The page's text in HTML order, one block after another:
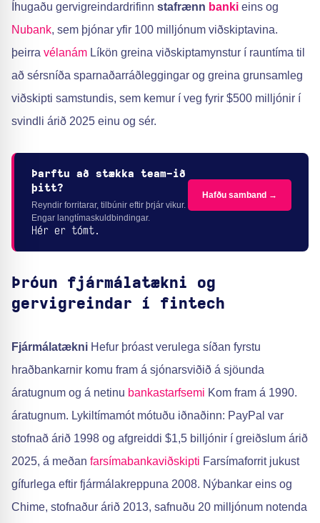
Íhugaðu gervigreindardrifinn stafrænn banki eins og
Nubank, sem þjónar yfir 100 milljónum viðskiptavina.
þeirra vélanám Líkön greina viðskiptamynstur í rauntíma til
að sérsníða sparnaðarráðleggingar og greina grunsamleg
viðskipti samstundis, sem kemur í veg fyrir $500 milljónir í
svindli árið 2025 einu og sér.
Þarftu að stækka team-ið
þitt?
Reyndir forritarar, tilbúnir eftir þrjár vikur.
Engar langtímaskuldbindingar.
Hér er tómt.
Hafðu samband →
Þróun fjármálatækni og
gervigreindar í fintech
Fjármálatækni Hefur þróast verulega síðan fyrstu
hraðbankarnir komu fram á sjónarsviðið á sjöunda
áratugnum og á netinu bankastarfsemi Kom fram á 1990.
áratugnum. Lykiltímamót mótuðu iðnaðinn: PayPal var
stofnað árið 1998 og afgreiddi $1,5 billjónir í greiðslum árið
2025, á meðan farsímabankaviðskipti Farsímaforrit jukust
gífurlega eftir fjármálakreppuna 2008. Nýbankar eins og
Chime, stofnaður árið 2013, safnuðu 20 milljónum notenda